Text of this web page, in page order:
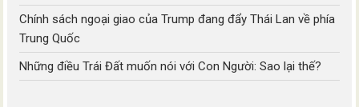
Chính sách ngoại giao của Trump đang đẩy Thái Lan về phía
Trung Quốc
Những điều Trái Đất muốn nói với Con Người: Sao lại thế?